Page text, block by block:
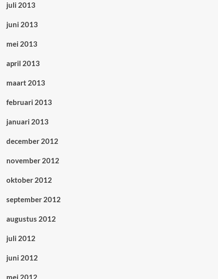
juli 2013
juni 2013
mei 2013
april 2013
maart 2013
februari 2013
januari 2013
december 2012
november 2012
oktober 2012
september 2012
augustus 2012
juli 2012
juni 2012